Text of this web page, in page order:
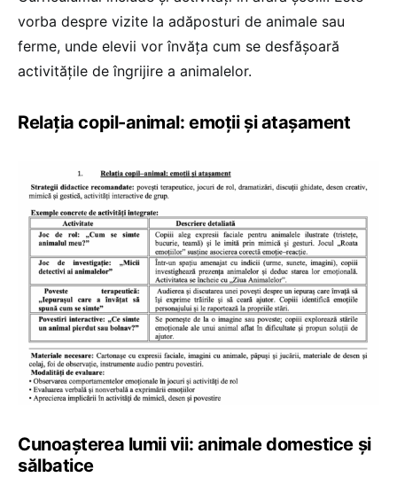
vorba despre vizite la adăposturi de animale sau
ferme, unde elevii vor învăța cum se desfășoară
activitățile de îngrijire a animalelor.
Relația copil-animal: emoții și atașament
Cunoașterea lumii vii: animale domestice și
sălbatice